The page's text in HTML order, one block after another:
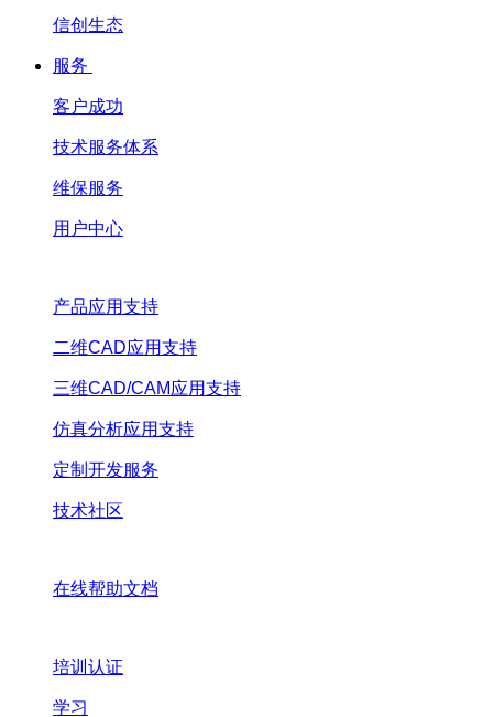
信创生态
服务
客户成功
技术服务体系
维保服务
用户中心
产品应用支持
二维CAD应用支持
三维CAD/CAM应用支持
仿真分析应用支持
定制开发服务
技术社区
在线帮助文档
培训认证
学习